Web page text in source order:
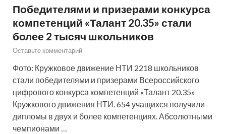
Победителями и призерами конкурса
компетенций «Талант 20.35» стали
более 2 тысяч школьников
Оставьте комментарий
Фото: Кружковое движение НТИ 2218 школьников
стали победителями и призерами Всероссийского
цифрового конкурса компетенций «Талант 20.35»
Кружкового движения НТИ. 654 учащихся получили
дипломы в двух и более компетенциях. Абсолютными
чемпионами …